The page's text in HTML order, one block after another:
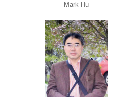
Mark Hu